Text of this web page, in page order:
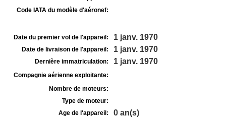
Code IATA du modèle d'aéronef:
Date du premier vol de l'appareil: 1 janv. 1970
Date de livraison de l'appareil: 1 janv. 1970
Dernière immatriculation: 1 janv. 1970
Compagnie aérienne exploitante:
Nombre de moteurs:
Type de moteur:
Age de l'appareil:
0 an(s)